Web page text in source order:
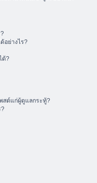
อย่างไร?
ด้?
สต์แก่ผู้ดูแลกระทู้?